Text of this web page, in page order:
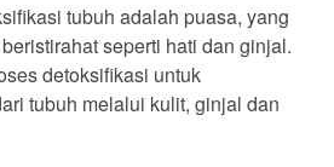
tubuh adalah puasa, yang
seperti hati dan ginjal.
detoksifikasi untuk
tubuh melalui kulit, ginjal dan